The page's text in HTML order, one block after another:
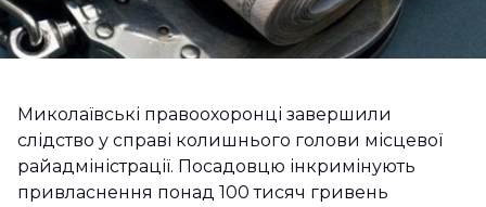
Миколаївські правоохоронці завершили
слідство у справі колишнього голови місцевої
райадміністрації. Посадовцю інкримінують
привласнення понад 100 тисяч гривень